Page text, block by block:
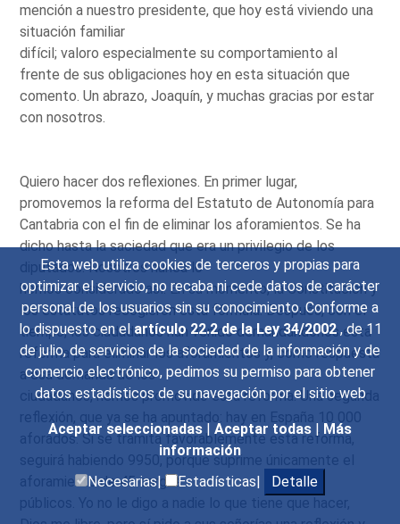
Esta web utiliza cookies de terceros y propias para
optimizar el servicio, no recaba ni cede datos de carácter
personal de los usuarios sin su conocimiento. Conforme a
lo dispuesto en elartículo 22.2 de la Ley 34/2002 , de 11
de julio, de servicios de la sociedad de la información y de
comercio electrónico, pedimos su permiso para obtener
datos estadísticos de su navegación por el sitio web
Aceptar seleccionadas | Aceptar todas | Más
información
Necesarias|
Estadísticas| Detalle
mención a nuestro presidente, que hoy está viviendo una
situación familiar
difícil; valoro especialmente su comportamiento al
frente de sus obligaciones hoy en esta situación que
comento. Un abrazo, Joaquín, y muchas gracias por estar
con nosotros.
Quiero hacer dos reflexiones. En primer lugar,
promovemos la reforma del Estatuto de Autonomía para
Cantabria con el fin de eliminar los aforamientos. Se ha
dicho hasta la saciedad que era un privilegio de los
diputados. Nosotros nunca lo
hemos considerado así. En su momento, la Constitución y
los estatutos recogieron esta fórmula. Después, con el
tiempo, los ciudadanos han venido demandándonos esta
reforma para eliminar los aforamientos y, como respuesta
a esa demanda de los
ciudadanos, hemos promovido esta reforma. Una segunda
reflexión, que ya se ha apuntado: hay en España 10 000
aforados. Si se tramita favorablemente esta reforma,
seguirá habiendo 9950, porque suprime únicamente el
aforamiento de 45 cargos
públicos. Yo no le digo a nadie lo que tiene que hacer,